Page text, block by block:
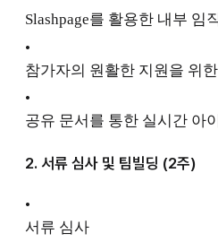
Slashpage를 활용한 내부 임
•
참가자의 원활한 지원을 위
•
공유 문서를 통한 실시간 아
2. 서류 심사 및 팀빌딩 (2주)
•
서류 심사